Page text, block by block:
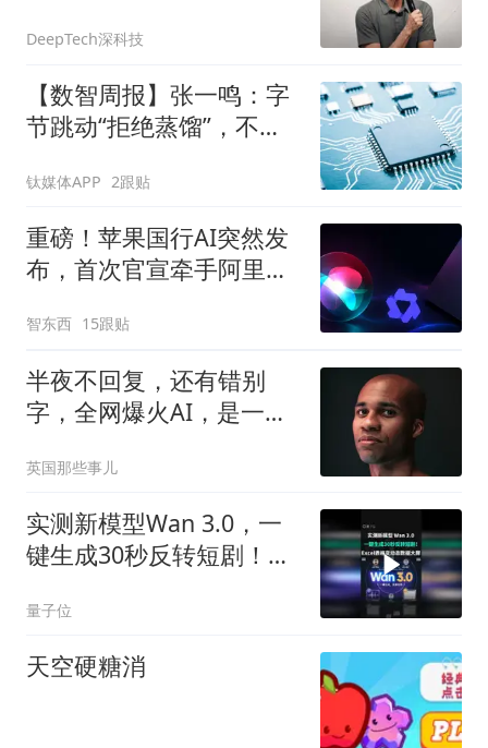
DeepTech深科技
【数智周报】张一鸣：字
节跳动“拒绝蒸馏”，不用
星发布下一代AI存储路线
图，展示zHBM和400层以
上V10 NAND技术
钛媒体APP 2跟贴
重磅！苹果国行AI突然发
布，首次官宣牵手阿里，
智东西 15跟贴
半夜不回复，还有错别
字，全网爆火AI，是一个
息？！
英国那些事儿
实测新模型Wan 3.0，一
键生成30秒反转短剧！
量子位
天空硬糖消